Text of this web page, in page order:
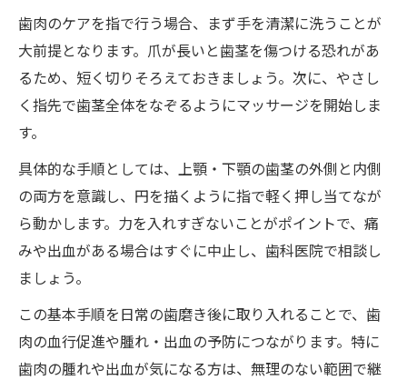
歯肉のケアを指で行う場合、まず手を清潔に洗うことが
大前提となります。爪が長いと歯茎を傷つける恐れがあ
るため、短く切りそろえておきましょう。次に、やさし
く指先で歯茎全体をなぞるようにマッサージを開始しま
す。
具体的な手順としては、上顎・下顎の歯茎の外側と内側
の両方を意識し、円を描くように指で軽く押し当てなが
ら動かします。力を入れすぎないことがポイントで、痛
みや出血がある場合はすぐに中止し、歯科医院で相談し
ましょう。
この基本手順を日常の歯磨き後に取り入れることで、歯
肉の血行促進や腫れ・出血の予防につながります。特に
歯肉の腫れや出血が気になる方は、無理のない範囲で継